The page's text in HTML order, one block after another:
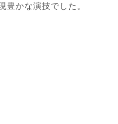
豊かな演技でした。